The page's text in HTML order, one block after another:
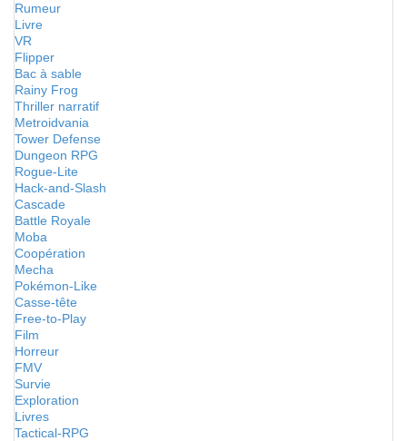
Rumeur
Livre
VR
Flipper
Bac à sable
Rainy Frog
Thriller narratif
Metroidvania
Tower Defense
Dungeon RPG
Rogue-Lite
Hack-and-Slash
Cascade
Battle Royale
Moba
Coopération
Mecha
Pokémon-Like
Casse-tête
Free-to-Play
Film
Horreur
FMV
Survie
Exploration
Livres
Tactical-RPG